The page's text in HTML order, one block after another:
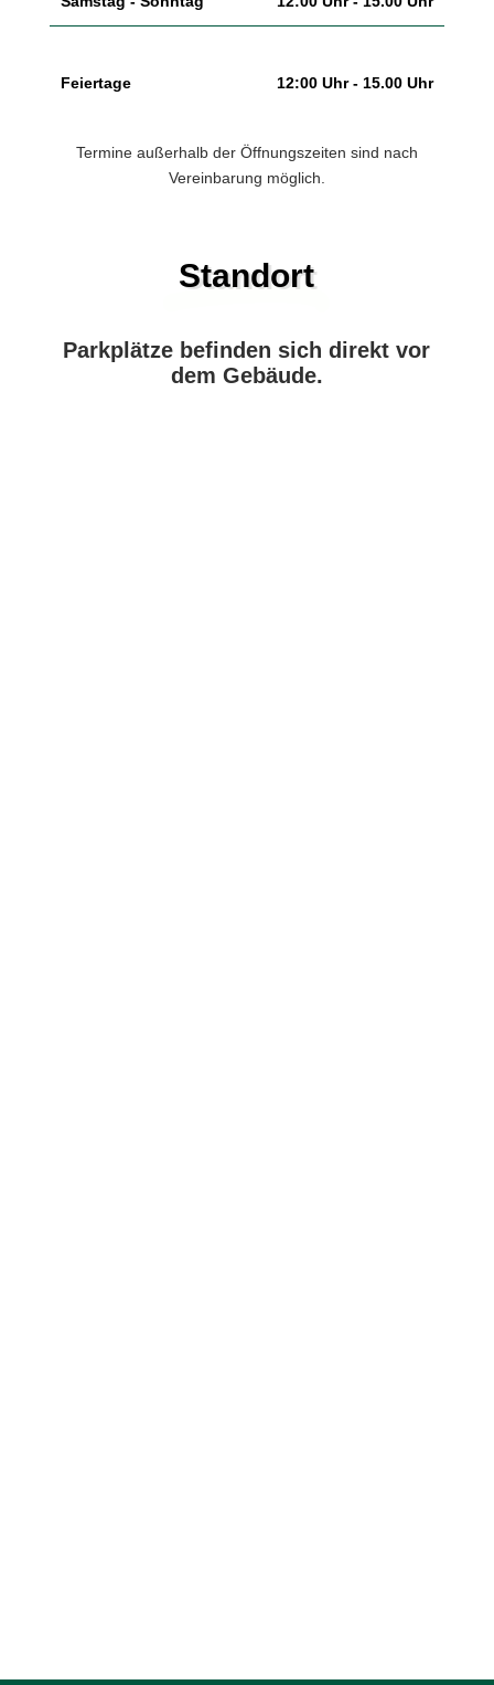
Feiertage 12:00 Uhr - 15.00 Uhr
Termine außerhalb der Öffnungszeiten sind nach
Vereinbarung möglich.
Standort
Parkplätze befinden sich direkt vor
dem Gebäude.